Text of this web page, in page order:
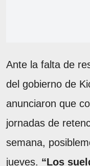
Ante la falta de
del gobierno de
anunciaron que
jornadas de
semana,
jueves. “Los